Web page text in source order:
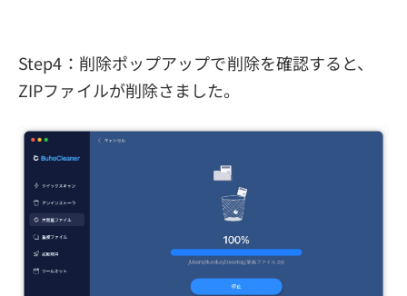
Step4：削除ポップアップで削除を確認すると、
ZIPファイルが削除さました。